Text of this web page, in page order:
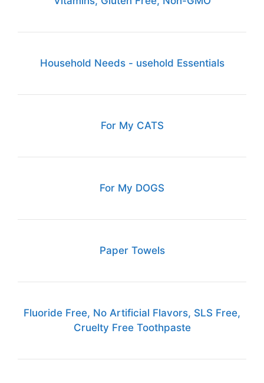
Household Needs - usehold Essentials
For My CATS
For My DOGS
Paper Towels
Fluoride Free, No Artificial Flavors, SLS Free,
Cruelty Free Toothpaste